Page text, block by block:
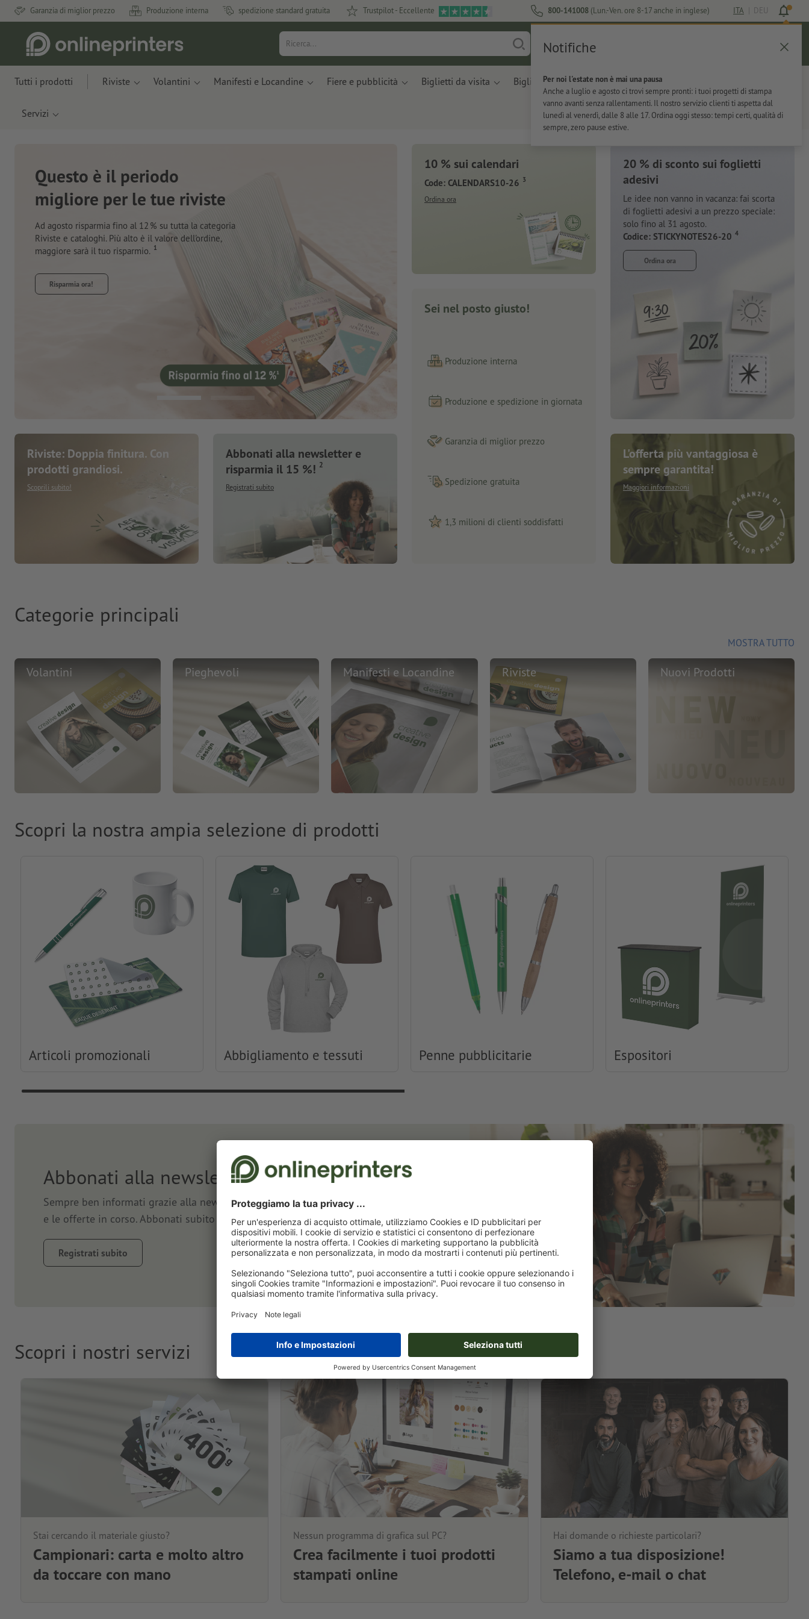
Garanzia di miglior prezzo Produzione interna spedizione standard gratuita Trustpilot - Eccellente 800-141008 (Lun.-Ven. ore 8-17 anche in inglese) ITA | DEU
Notifiche
Per noi l'estate non è mai una pausa
Anche a luglio e agosto ci trovi sempre pronti: i tuoi progetti di stampa
vanno avanti senza rallentamenti. Il nostro servizio clienti ti aspetta dal
lunedì al venerdì, dalle 8 alle 17. Ordina oggi stesso: tempi certi, qualità di
sempre, zero pause estive.
Carrello
Tutti i prodotti Riviste Volantini Manifesti e Locandine Fiere e pubblicità Biglietti da visita Biglietti Per l'ufficio Adesivi
Servizi
Nuovi taccuini
Con materiali innovativi ricavati da scarti di mele e
Ordina ora
Riviste: Doppia finitura. Con
prodotti grandiosi.
Scoprili subito!
Abbonati alla newsletter e
risparmia il 15 %! 2
Registrati subito
10 % sui calendari
Code: CALENDARS10-26 3
Ordina ora
Sei nel posto giusto!
Produzione interna
Produzione e spedizione in giornata
Garanzia di miglior prezzo
Spedizione gratuita
1,3 milioni di clienti soddisfatti
20 % di sconto sui foglietti
adesivi
Le idee non vanno in vacanza: fai scorta
di foglietti adesivi a un prezzo speciale:
solo fino al 31 agosto.
Codice: STICKYNOTES26-20 4
Ordina ora
L'offerta più vantaggiosa è
sempre garantita!
Maggiori informazioni
Categorie principali
MOSTRA TUTTO
Volantini Pieghevoli Manifesti e Locandine Riviste Nuovi Prodotti
Scopri la nostra ampia selezione di prodotti
Articoli promozionali Abbigliamento e tessuti Penne pubblicitarie Espositori
Abbonati alla newsletter e risparmia il 15%!
Sempre ben informati grazie alla newsletter. Vi terremo aggiornati sulle promozioni
e le offerte in corso. Abbonati subito e approfitta dello sconto di benvenuto!
Registrati subito
Scopri i nostri servizi
Stai cercando il materiale giusto?
Campionari: carta e molto altro
da toccare con mano
Nessun programma di grafica sul PC?
Crea facilmente i tuoi prodotti
stampati online
Hai domande o richieste particolari?
Siamo a tua disposizione!
Telefono, e-mail o chat